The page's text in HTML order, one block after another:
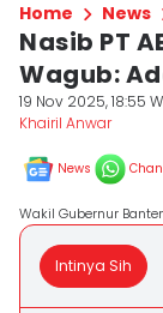
Home News
Nasib PT
Wagub:
19 Nov 2025, 18:55
Khairil Anwar
News
Wakil Gubernur
Intinya Sih